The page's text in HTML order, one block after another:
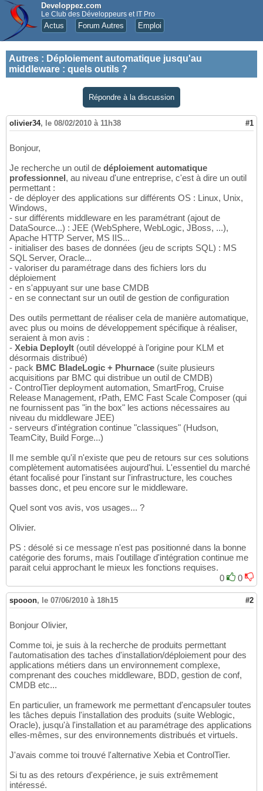
Developpez.com
Le Club des Développeurs et IT Pro
Actus Forum Autres Emploi
Autres : Déploiement automatique jusqu'au
middleware : quels outils ?
Répondre à la discussion
olivier34, le 08/02/2010 à 11h38 #1
Bonjour,
Je recherche un outil de déploiement automatique
professionnel, au niveau d'une entreprise, c'est à dire un outil
permettant :
- de déployer des applications sur différents OS : Linux, Unix,
Windows,
- sur différents middleware en les paramétrant (ajout de
DataSource...) : JEE (WebSphere, WebLogic, JBoss, ...),
Apache HTTP Server, MS IIS...
- initialiser des bases de données (jeu de scripts SQL) : MS
SQL Server, Oracle...
- valoriser du paramétrage dans des fichiers lors du
déploiement
- en s'appuyant sur une base CMDB
- en se connectant sur un outil de gestion de configuration
Des outils permettant de réaliser cela de manière automatique,
avec plus ou moins de développement spécifique à réaliser,
seraient à mon avis :
- Xebia DeployIt (outil développé à l'origine pour KLM et
désormais distribué)
- pack BMC BladeLogic + Phurnace (suite plusieurs
acquisitions par BMC qui distribue un outil de CMDB)
- ControlTier deployment automation, SmartFrog, Cruise
Release Management, rPath, EMC Fast Scale Composer (qui
ne fournissent pas "in the box" les actions nécessaires au
niveau du middleware JEE)
- serveurs d'intégration continue "classiques" (Hudson,
TeamCity, Build Forge...)
Il me semble qu'il n'existe que peu de retours sur ces solutions
complètement automatisées aujourd'hui. L'essentiel du marché
étant focalisé pour l'instant sur l'infrastructure, les couches
basses donc, et peu encore sur le middleware.
Quel sont vos avis, vos usages... ?
Olivier.
PS : désolé si ce message n'est pas positionné dans la bonne
catégorie des forums, mais l'outillage d'intégration continue me
parait celui approchant le mieux les fonctions requises.
0
0
spooon, le 07/06/2010 à 18h15 #2
Bonjour Olivier,
Comme toi, je suis à la recherche de produits permettant
l'automatisation des taches d'installation/déploiement pour des
applications métiers dans un environnement complexe,
comprenant des couches middleware, BDD, gestion de conf,
CMDB etc...
En particulier, un framework me permettant d'encapsuler toutes
les tâches depuis l'installation des produits (suite Weblogic,
Oracle), jusqu'à l'installation et au paramétrage des applications
elles-mêmes, sur des environnements distribués et virtuels.
J'avais comme toi trouvé l'alternative Xebia et ControlTier.
Si tu as des retours d'expérience, je suis extrêmement
intéressé.